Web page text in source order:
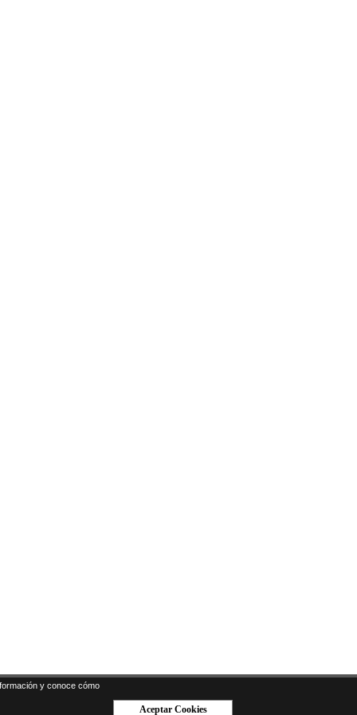
y conoce cómo
Aceptar Cookies